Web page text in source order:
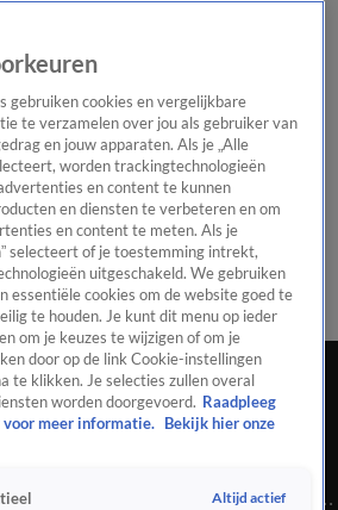
Regionieuws Het beste van Hart
Tip de
WeerTip de redactiePanelVideo's
2214
Hart van Nederland - Ochtend
Deze aflevering is uitgezonden op
gebruiken cookies en vergelijkbare
te verzamelen over jou als gebruiker van
en jouw apparaten. Als je „Alle
worden trackingtechnologieën
en content te kunnen
en diensten te verbeteren en om
en content te meten. Als je
selecteert of je toestemming intrekt,
uitgeschakeld. We gebruiken
essentiële cookies om de website goed te
te houden. Je kunt dit menu op ieder
om je keuzes te wijzigen of om je
door op de link Cookie-instellingen
te klikken. Je selecties zullen overal
worden doorgevoerd. Raadpleeg
meer informatie.
Bekijk hier onze
Altijd actief